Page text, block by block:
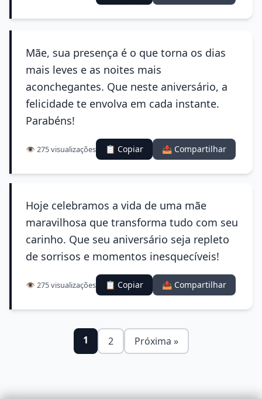
Mãe, sua presença é o que torna os dias
mais leves e as noites mais
aconchegantes. Que neste aniversário, a
felicidade te envolva em cada instante.
Parabéns!
👁️ 275 visualizações 📋 Copiar 📤 Compartilhar
Hoje celebramos a vida de uma mãe
maravilhosa que transforma tudo com seu
carinho. Que seu aniversário seja repleto
de sorrisos e momentos inesquecíveis!
👁️ 275 visualizações 📋 Copiar 📤 Compartilhar
1 2 Próxima »